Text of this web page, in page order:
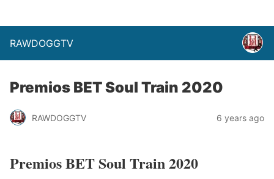
RAWDOGGTV
Premios BET Soul Train 2020
RAWDOGGTV 6 years ago
Premios BET Soul Train 2020